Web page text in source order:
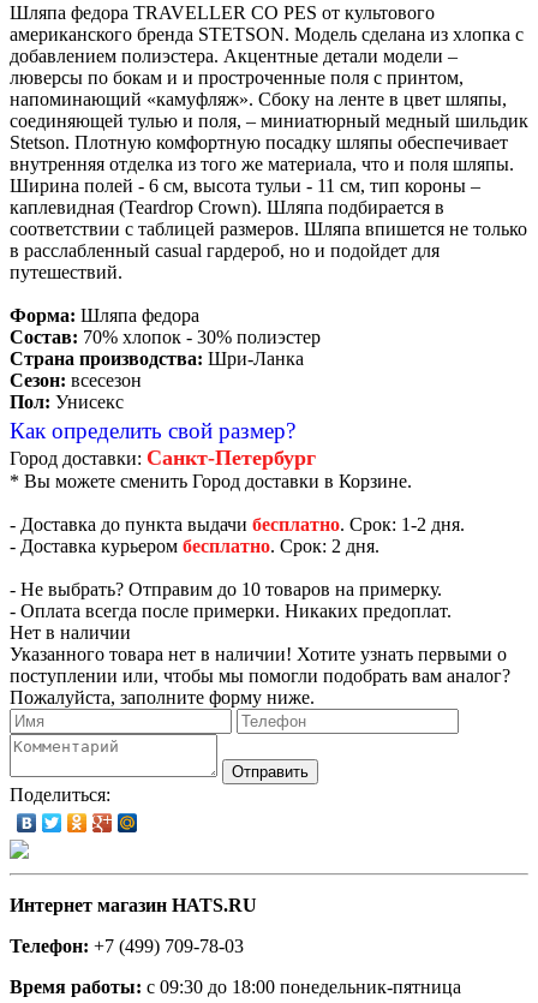
Шляпа федора TRAVELLER CO PES от культового
американского бренда STETSON. Модель сделана из хлопка с
добавлением полиэстера. Акцентные детали модели –
люверсы по бокам и и простроченные поля с принтом,
напоминающий «камуфляж». Сбоку на ленте в цвет шляпы,
соединяющей тулью и поля, – миниатюрный медный шильдик
Stetson. Плотную комфортную посадку шляпы обеспечивает
внутренняя отделка из того же материала, что и поля шляпы.
Ширина полей - 6 см, высота тульи - 11 см, тип короны –
каплевидная (Teardrop Crown). Шляпа подбирается в
соответствии с таблицей размеров. Шляпа впишется не только
в расслабленный casual гардероб, но и подойдет для
путешествий.
Форма: Шляпа федора
Состав: 70% хлопок - 30% полиэстер
Страна производства: Шри-Ланка
Сезон: всесезон
Пол: Унисекс
Как определить свой размер?
Город доставки: Санкт-Петербург
* Вы можете сменить Город доставки в Корзине.
- Доставка до пункта выдачи бесплатно. Срок: 1-2 дня.
- Доставка курьером бесплатно. Срок: 2 дня.
- Не выбрать? Отправим до 10 товаров на примерку.
- Оплата всегда после примерки. Никаких предоплат.
Нет в наличии
Указанного товара нет в наличии! Хотите узнать первыми о
поступлении или, чтобы мы помогли подобрать вам аналог?
Пожалуйста, заполните форму ниже.
Отправить
Поделиться:
Интернет магазин HATS.RU
Телефон: +7 (499) 709-78-03
Время работы: с 09:30 до 18:00 понедельник-пятница